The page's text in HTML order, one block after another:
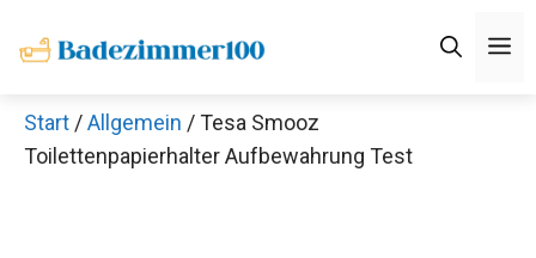
Inhalt
Start /Allgemein / Tesa Smooz
Toilettenpapierhalter Aufbewahrung Test